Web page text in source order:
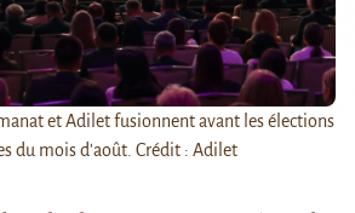
et Adilet fusionnent avant les élections
du mois d'août. Crédit : Adilet